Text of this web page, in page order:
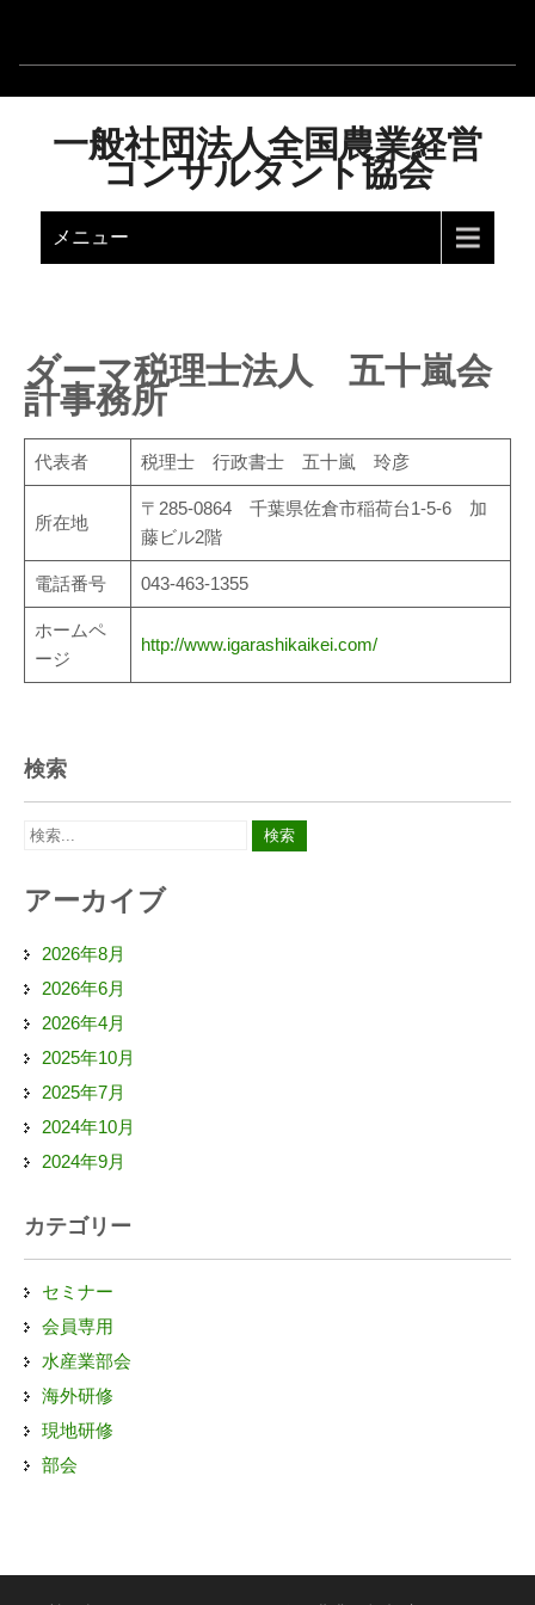
一般社団法人全国農業経営
コンサルタント協会
メニュー
ダーマ税理士法人 五十嵐会
計事務所
代表者 税理士 行政書士 五十嵐 玲彦
所在地
〒285-0864 千葉県佐倉市稲荷台1-5-6 加
藤ビル2階
電話番号 043-463-1355
ホームペ
ージ
http://www.igarashikaikei.com/
検索
アーカイブ
2026年8月
2026年6月
2026年4月
2025年10月
2025年7月
2024年10月
2024年9月
カテゴリー
セミナー
会員専用
水産業部会
海外研修
現地研修
部会